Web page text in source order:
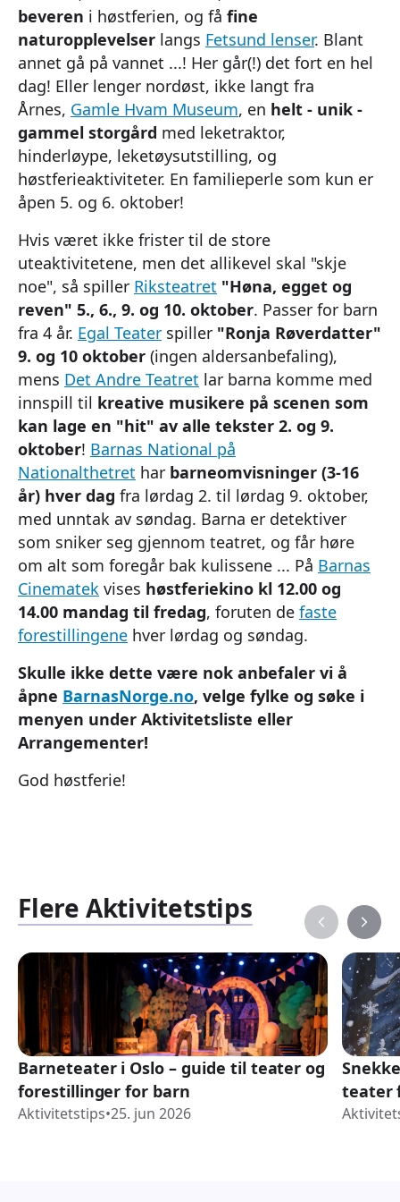
beveren i høstferien, og få fine
naturopplevelser langs Fetsund lenser. Blant
annet gå på vannet ...! Her går(!) det fort en hel
dag! Eller lenger nordøst, ikke langt fra
Årnes, Gamle Hvam Museum, en helt - unik -
gammel storgård med leketraktor,
hinderløype, leketøysutstilling, og
høstferieaktiviteter. En familieperle som kun er
åpen 5. og 6. oktober!
Hvis været ikke frister til de store
uteaktivitetene, men det allikevel skal "skje
noe", så spiller Riksteatret "Høna, egget og
reven" 5., 6., 9. og 10. oktober. Passer for barn
fra 4 år. Egal Teater spiller "Ronja Røverdatter"
9. og 10 oktober (ingen aldersanbefaling),
mens Det Andre Teatret lar barna komme med
innspill til kreative musikere på scenen som
kan lage en "hit" av alle tekster 2. og 9.
oktober! Barnas National på
Nationalthetret har barneomvisninger (3-16
år) hver dag fra lørdag 2. til lørdag 9. oktober,
med unntak av søndag. Barna er detektiver
som sniker seg gjennom teatret, og får høre
om alt som foregår bak kulissene ... På Barnas
Cinematek vises høstferiekino kl 12.00 og
14.00 mandag til fredag, foruten de faste
forestillingene hver lørdag og søndag.
Skulle ikke dette være nok anbefaler vi å
åpne BarnasNorge.no, velge fylke og søke i
menyen under Aktivitetsliste eller
Arrangementer!
God høstferie!
Flere Aktivitetstips
Barneteater i Oslo – guide til teater og
forestillinger for barn
Aktivitetstips•25. jun 2026
teater